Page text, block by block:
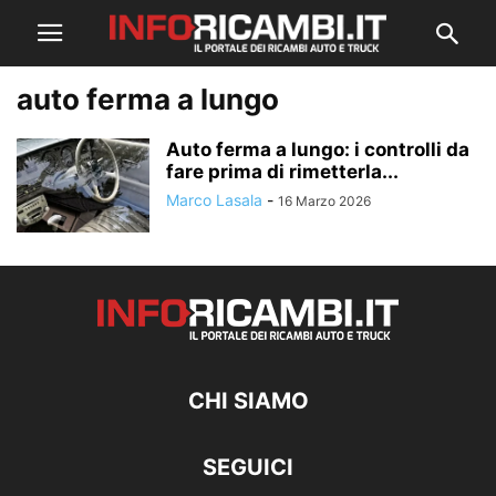
auto ferma a lungo
Auto ferma a lungo: i controlli da
fare prima di rimetterla...
Marco Lasala - 16 Marzo 2026
CHI SIAMO
SEGUICI